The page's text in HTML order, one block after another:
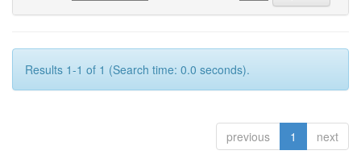
Results 1-1 of 1 (Search time: 0.0 seconds).
previous 1 next